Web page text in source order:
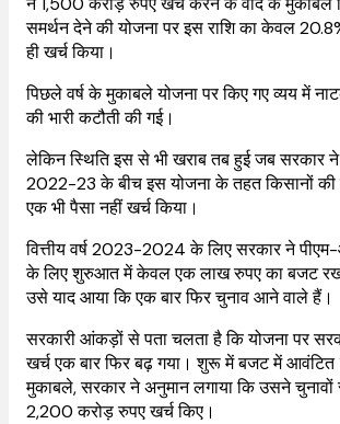
समर्थन देने की योजना पर इस राशि का केवल
ही खर्च किया।
पिछले वर्ष के मुकाबले योजना पर किए गए व्यय में
की भारी कटौती की गई।
लेकिन स्थिति इस से भी खराब तब हुई जब
2022-23 के बीच इस योजना के तहत किसानों की
एक भी पैसा नहीं खर्च किया।
वित्तीय वर्ष 2023-2024 के लिए सरकार ने
के लिए शुरुआत में केवल एक लाख रुपए का बजट
उसे याद आया कि एक बार फिर चुनाव आने वाले हैं।
सरकारी आंकड़ों से पता चलता है कि योजना पर
खर्च एक बार फिर बढ़ गया। शुरू में बजट में
मुकाबले, सरकार ने अनुमान लगाया कि उसने चुनावों
2,200 करोड़ रुपए खर्च किए।